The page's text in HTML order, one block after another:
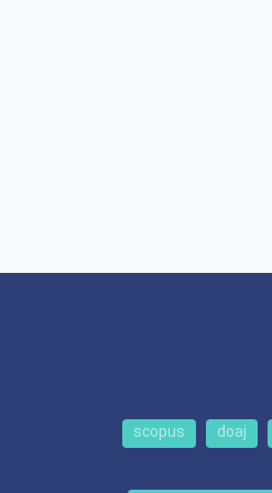
doaj
scopus